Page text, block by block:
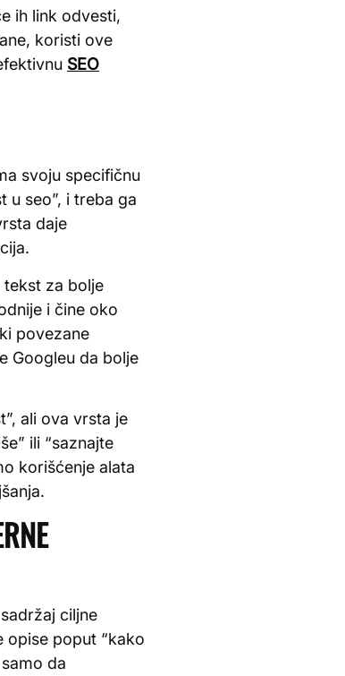
ih link odvesti,
koristi ove
SEO
svoju specifičnu
u seo”, i treba ga
daje
za bolje
i čine oko
povezane
Googleu da bolje
ali ova vrsta je
ili “saznajte
korišćenje alata
ciljne
opise poput “kako
da